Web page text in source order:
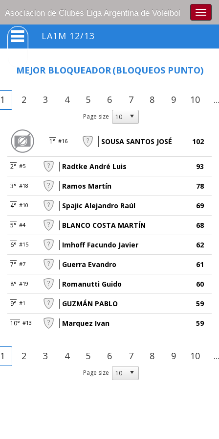
Asociacion de Clubes Liga Argentina de Voleibol
LA1M 12/13
MEJOR BLOQUEADOR(BLOQUEOS PUNTO)
1 2 3 4 5 6 7 8 9 10 ...
Page size
1° #16 SOUSA SANTOS JOSÉ 102
2° #5 Radtke André Luis 93
3° #18 Ramos Martín 78
4° #10 Spajic Alejandro Raúl 69
5° #4 BLANCO COSTA MARTÍN 68
6° #15 Imhoff Facundo Javier 62
7° #7 Guerra Evandro 61
8° #19 Romanutti Guido 60
9° #1 GUZMÁN PABLO 59
10° #13 Marquez Ivan 59
1 2 3 4 5 6 7 8 9 10 ...
Page size